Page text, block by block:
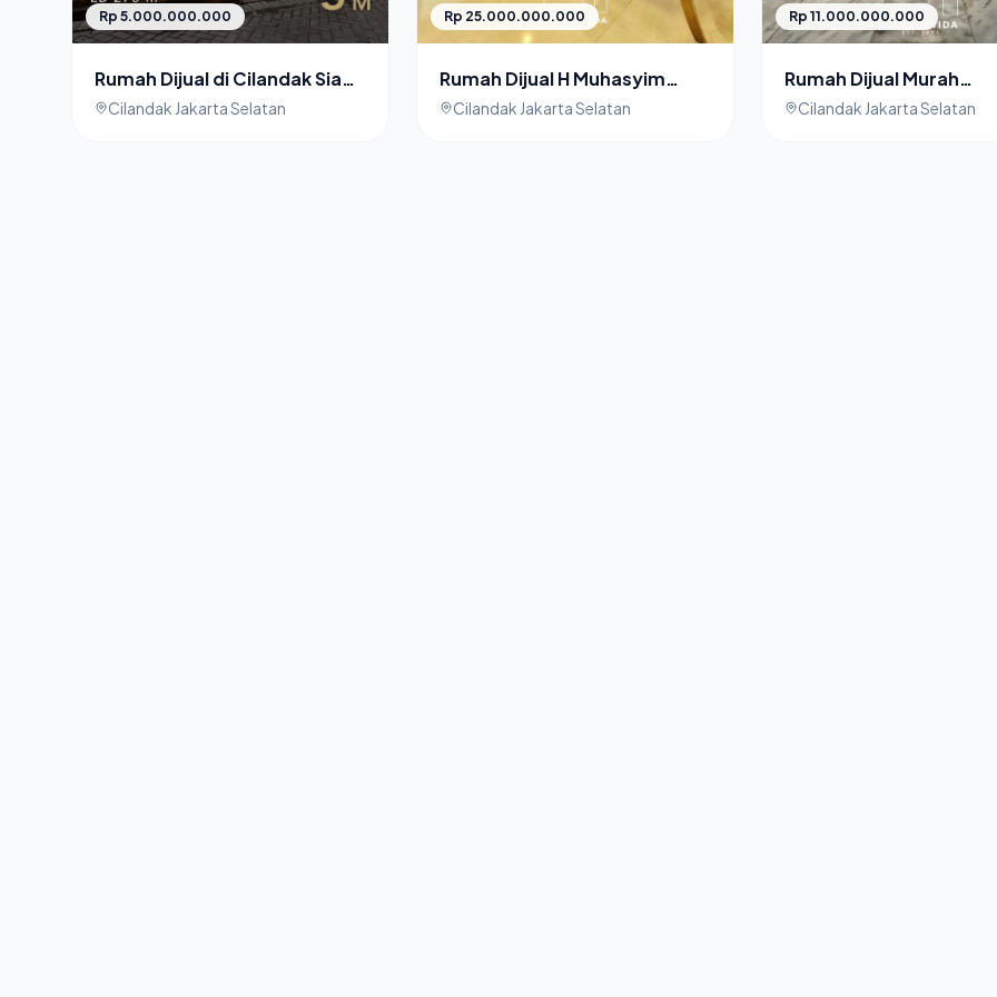
Rp 5.000.000.000
Rumah Dijual di Cilandak Siap
Huni
Cilandak Jakarta Selatan
Rp 25.000.000.000
Rumah Dijual H Muhasyim
Cilandak Jakarta Selatan
Cilandak Jakarta Selatan
Rp 11.000.000.000
Rumah Dijual Murah
Margasatwa Cilandak
Cilandak Jakarta Selatan